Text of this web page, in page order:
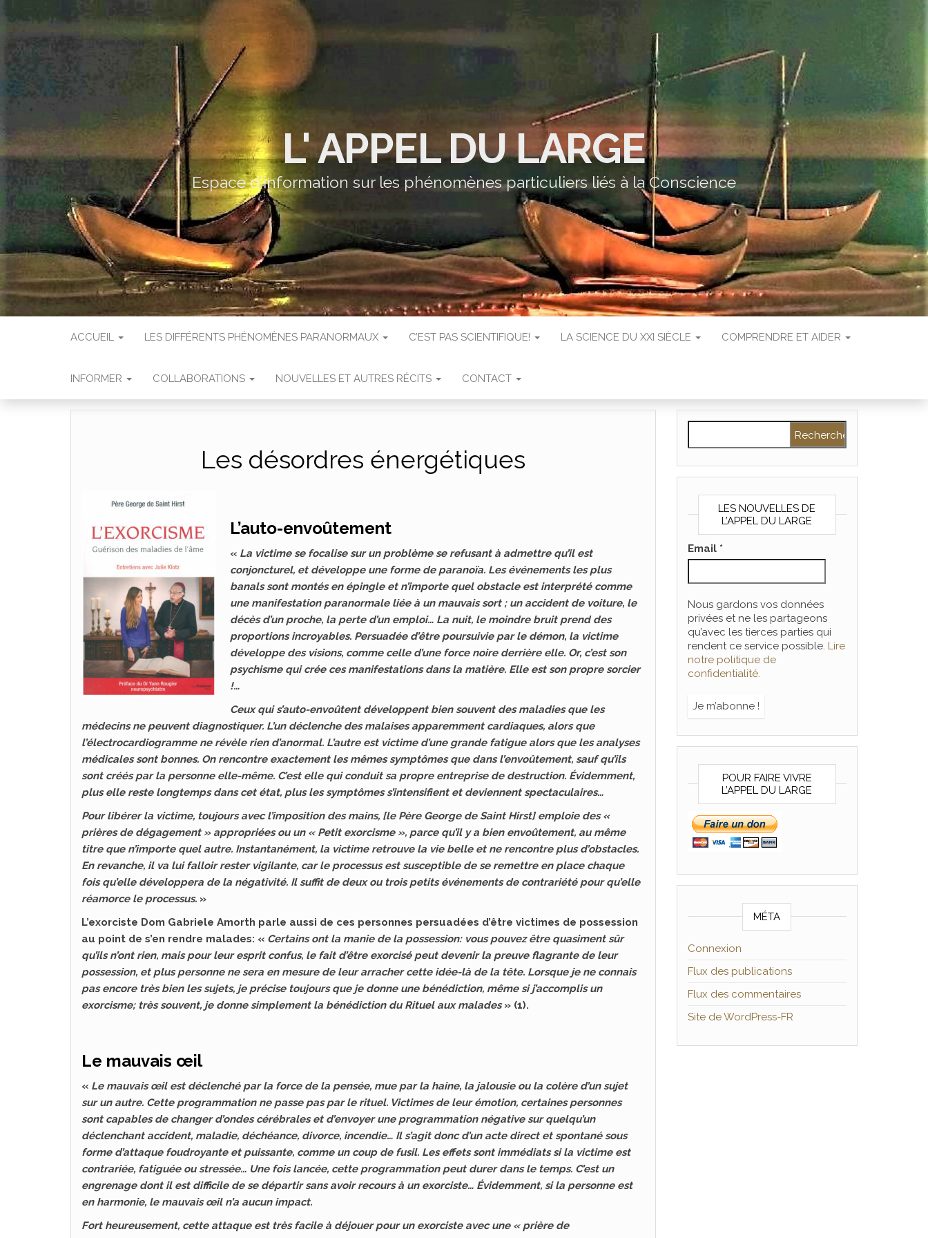
L' APPEL DU LARGE
Espace d'information sur les phénomènes particuliers liés à la Conscience
ACCUEIL LES DIFFÉRENTS PHÉNOMÈNES PARANORMAUX C’EST PAS SCIENTIFIQUE! LA SCIENCE DU XXI SIÈCLE COMPRENDRE ET AIDER
INFORMER COLLABORATIONS NOUVELLES ET AUTRES RÉCITS CONTACT
Les désordres énergétiques
L’auto-envoûtement
« La victime se focalise sur un problème se refusant à admettre qu’il est
conjoncturel, et développe une forme de paranoïa. Les événements les plus
banals sont montés en épingle et n’importe quel obstacle est interprété comme
une manifestation paranormale liée à un mauvais sort ; un accident de voiture, le
décès d’un proche, la perte d’un emploi… La nuit, le moindre bruit prend des
proportions incroyables. Persuadée d’être poursuivie par le démon, la victime
développe des visions, comme celle d’une force noire derrière elle. Or, c’est son
psychisme qui crée ces manifestations dans la matière. Elle est son propre sorcier
!…
Ceux qui s’auto-envoûtent développent bien souvent des maladies que les
médecins ne peuvent diagnostiquer. L’un déclenche des malaises apparemment cardiaques, alors que
l’électrocardiogramme ne révèle rien d’anormal. L’autre est victime d’une grande fatigue alors que les analyses
médicales sont bonnes. On rencontre exactement les mêmes symptômes que dans l’envoûtement, sauf qu’ils
sont créés par la personne elle-même. C’est elle qui conduit sa propre entreprise de destruction. Évidemment,
plus elle reste longtemps dans cet état, plus les symptômes s’intensifient et deviennent spectaculaires…
Pour libérer la victime, toujours avec l’imposition des mains, [le Père George de Saint Hirst] emploie des «
prières de dégagement » appropriées ou un « Petit exorcisme », parce qu’il y a bien envoûtement, au même
titre que n’importe quel autre. Instantanément, la victime retrouve la vie belle et ne rencontre plus d’obstacles.
En revanche, il va lui falloir rester vigilante, car le processus est susceptible de se remettre en place chaque
fois qu’elle développera de la négativité. Il suffit de deux ou trois petits événements de contrariété pour qu’elle
réamorce le processus. »
L’exorciste Dom Gabriele Amorth parle aussi de ces personnes persuadées d’être victimes de possession
au point de s’en rendre malades: « Certains ont la manie de la possession: vous pouvez être quasiment sûr
qu’ils n’ont rien, mais pour leur esprit confus, le fait d’être exorcisé peut devenir la preuve flagrante de leur
possession, et plus personne ne sera en mesure de leur arracher cette idée-là de la tête. Lorsque je ne connais
pas encore très bien les sujets, je précise toujours que je donne une bénédiction, même si j’accomplis un
exorcisme; très souvent, je donne simplement la bénédiction du Rituel aux malades» (1).
Le mauvais œil
« Le mauvais œil est déclenché par la force de la pensée, mue par la haine, la jalousie ou la colère d’un sujet
sur un autre. Cette programmation ne passe pas par le rituel. Victimes de leur émotion, certaines personnes
sont capables de changer d’ondes cérébrales et d’envoyer une programmation négative sur quelqu’un
déclenchant accident, maladie, déchéance, divorce, incendie… Il s’agit donc d’un acte direct et spontané sous
forme d’attaque foudroyante et puissante, comme un coup de fusil. Les effets sont immédiats si la victime est
contrariée, fatiguée ou stressée… Une fois lancée, cette programmation peut durer dans le temps. C’est un
engrenage dont il est difficile de se départir sans avoir recours à un exorciste… Évidemment, si la personne est
en harmonie, le mauvais œil n’a aucun impact.
Fort heureusement, cette attaque est très facile à déjouer pour un exorciste avec une « prière de
LES NOUVELLES DE
L’APPEL DU LARGE
Email *
Nous gardons vos données
privées et ne les partageons
qu’avec les tierces parties qui
rendent ce service possible. Lire
notre politique de
confidentialité.
POUR FAIRE VIVRE
L’APPEL DU LARGE
MÉTA
Connexion
Flux des publications
Flux des commentaires
Site de WordPress-FR